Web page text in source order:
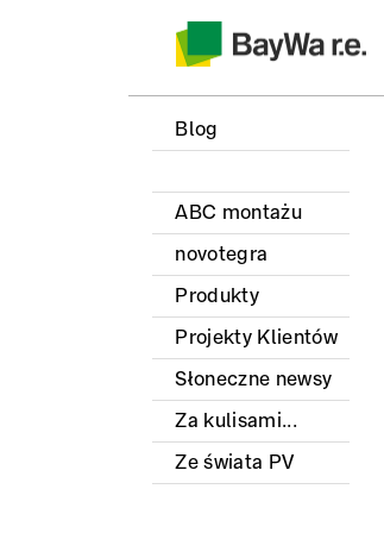
Blog
ABC montażu
novotegra
Produkty
Projekty Klientów
Słoneczne newsy
Za kulisami...
Ze świata PV